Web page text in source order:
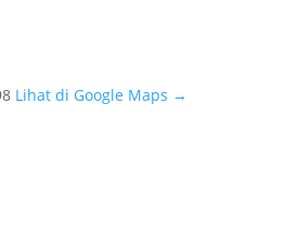
Lihat di Google Maps →